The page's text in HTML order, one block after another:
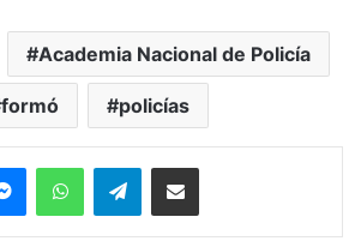
Academia Nacional de Policía
formó policías
MessengerWhatsAppTelegramCompartir por correo electrónico